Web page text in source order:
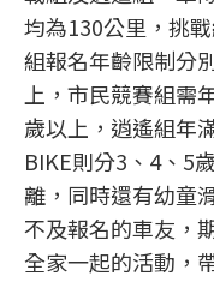
均為130公里，挑
組報名年齡限制分
上，市民競賽組需
歲以上，逍遙組年
BIKE則分3、4、5
離，同時還有幼童
不及報名的車友，
全家一起的活動，